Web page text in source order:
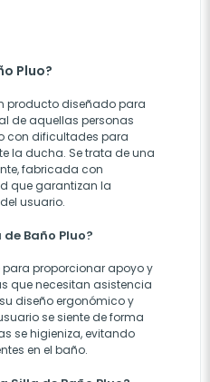
Pluo?
producto diseñado para
de aquellas personas
con dificultades para
la ducha. Se trata de una
fabricada con
que garantizan la
usuario.
Baño Pluo?
para proporcionar apoyo y
que necesitan asistencia
diseño ergonómico y
se siente de forma
se higieniza, evitando
en el baño.